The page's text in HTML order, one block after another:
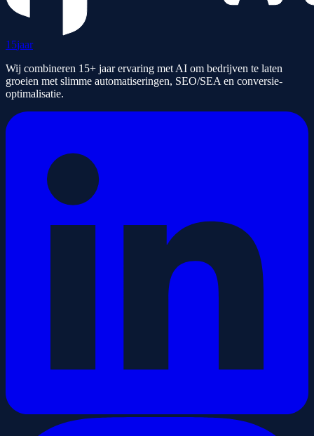
15jaar
Wij combineren 15+ jaar ervaring met AI om bedrijven te laten
groeien met slimme automatiseringen, SEO/SEA en conversie-
optimalisatie.